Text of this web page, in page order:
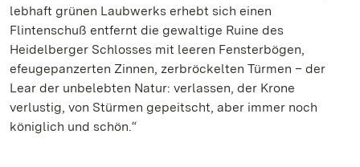
lebhaft grünen Laubwerks erhebt sich einen
Flintenschuß entfernt die gewaltige Ruine des
Heidelberger Schlosses mit leeren Fensterbögen,
efeugepanzerten Zinnen, zerbröckelten Türmen – der
Lear der unbelebten Natur: verlassen, der Krone
verlustig, von Stürmen gepeitscht, aber immer noch
königlich und schön.“